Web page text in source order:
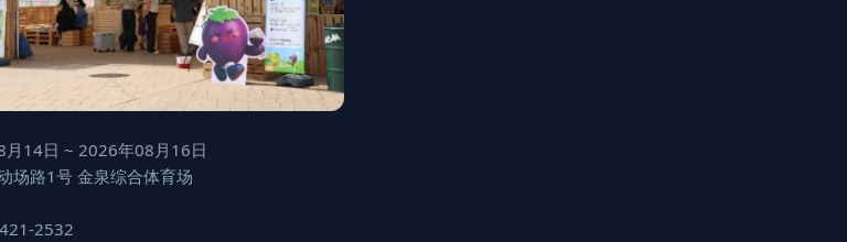
月14日 ~ 2026年08月16日
场路1号 金泉综合体育场
2532